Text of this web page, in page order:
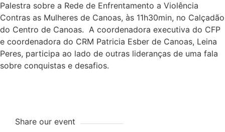
Palestra sobre a Rede de Enfrentamento a Violência
Contras as Mulheres de Canoas, às 11h30min, no Calçadão
do Centro de Canoas. A coordenadora executiva do CFP
e coordenadora do CRM Patricia Esber de Canoas, Leina
Peres, participa ao lado de outras lideranças de uma fala
sobre conquistas e desafios.
Share our event